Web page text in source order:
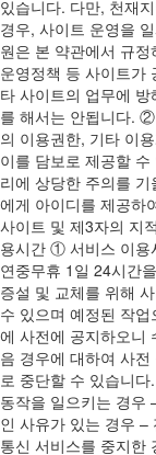
있습니다. 다만, 천재
경우, 사이트 운영을
원은 본 약관에서 규
운영정책 등 사이트가
타 사이트의 업무에
를 해서는 안됩니다.
의 이용권한, 기타 이
이를 담보로 제공할
리에 상당한 주의를
에게 아이디를 제공하
사이트 및 제3자의 지
용시간 ① 서비스 이용
연중무휴 1일 24시간
증설 및 교체를 위해
수 있으며 예정된 작
에 사전에 공지하오니
음 경우에 대하여 사
로 중단할 수 있습니
동작을 일으키는 경우
인 사유가 있는 경우 –
통신 서비스를 중지한